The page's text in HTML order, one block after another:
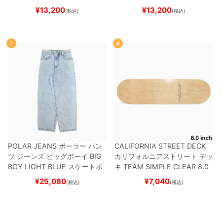
¥13,200(税込)
EPENDENTHOSTAGE
スケートボード スケボー
¥13,200(税込)
7
POLAR JEANS ポーラー パン
ツ ジーンズ ビッグボーイ BIG
BOY LIGHT BLUE スケートボ
ード スケボー
¥25,080(税込)
8
CALIFORNIA STREET DECK
カリフォルニアストリート デッ
キ TEAM SIMPLE CLEAR 8.0
ブランク（DSM）
ード スケボー
¥7,040(税込)